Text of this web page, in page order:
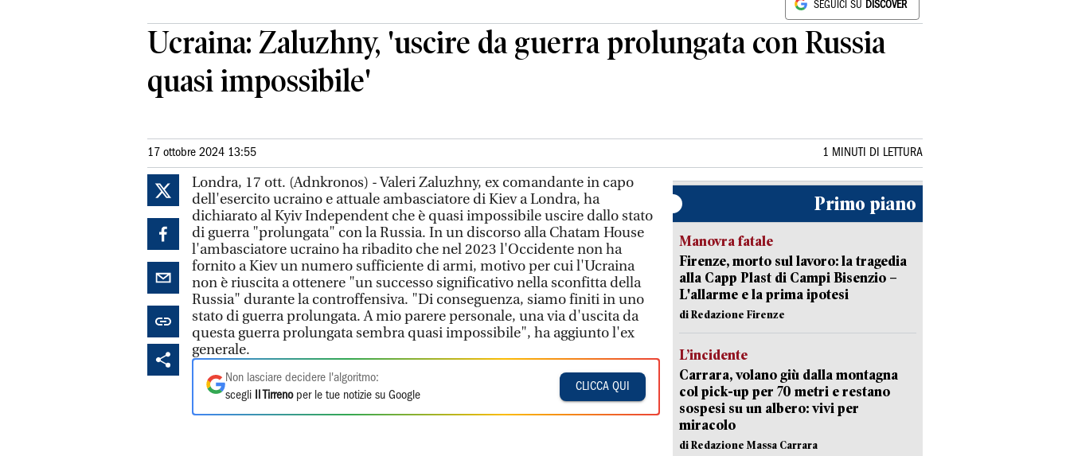
SEGUICI SU DISCOVER
Ucraina: Zaluzhny, 'uscire da guerra prolungata con Russia
quasi impossibile'
17 ottobre 2024 13:55 1 MINUTI DI LETTURA
Londra, 17 ott. (Adnkronos) - Valeri Zaluzhny, ex comandante in capo
dell'esercito ucraino e attuale ambasciatore di Kiev a Londra, ha
dichiarato al Kyiv Independent che è quasi impossibile uscire dallo stato
di guerra "prolungata" con la Russia. In un discorso alla Chatam House
l'ambasciatore ucraino ha ribadito che nel 2023 l'Occidente non ha
fornito a Kiev un numero sufficiente di armi, motivo per cui l'Ucraina
non è riuscita a ottenere "un successo significativo nella sconfitta della
Russia" durante la controffensiva. "Di conseguenza, siamo finiti in uno
stato di guerra prolungata. A mio parere personale, una via d'uscita da
questa guerra prolungata sembra quasi impossibile", ha aggiunto l'ex
generale.
Non lasciare decidere l'algoritmo:
scegli
Il Tirrenoper le tue notizie su Google
CLICCA QUI
Primo piano
Manovra fatale
Firenze, morto sul lavoro: la tragedia
alla Capp Plast di Campi Bisenzio –
L'allarme e la prima ipotesi
di Redazione Firenze
L’incidente
Carrara, volano giù dalla montagna
col pick-up per 70 metri e restano
sospesi su un albero: vivi per
miracolo
di Redazione Massa Carrara